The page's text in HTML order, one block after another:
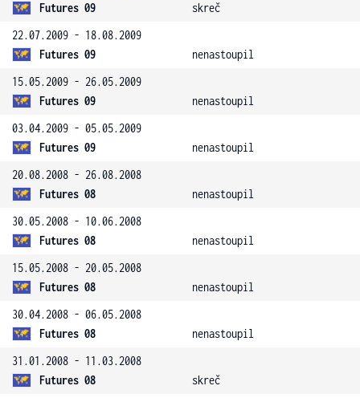
Futures 09
skreč
22.07.2009 - 18.08.2009
Futures 09
nenastoupil
15.05.2009 - 26.05.2009
Futures 09
nenastoupil
03.04.2009 - 05.05.2009
Futures 09
nenastoupil
20.08.2008 - 26.08.2008
Futures 08
nenastoupil
30.05.2008 - 10.06.2008
Futures 08
nenastoupil
15.05.2008 - 20.05.2008
Futures 08
nenastoupil
30.04.2008 - 06.05.2008
Futures 08
nenastoupil
31.01.2008 - 11.03.2008
Futures 08
skreč